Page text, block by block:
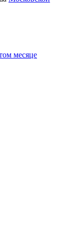
месяце